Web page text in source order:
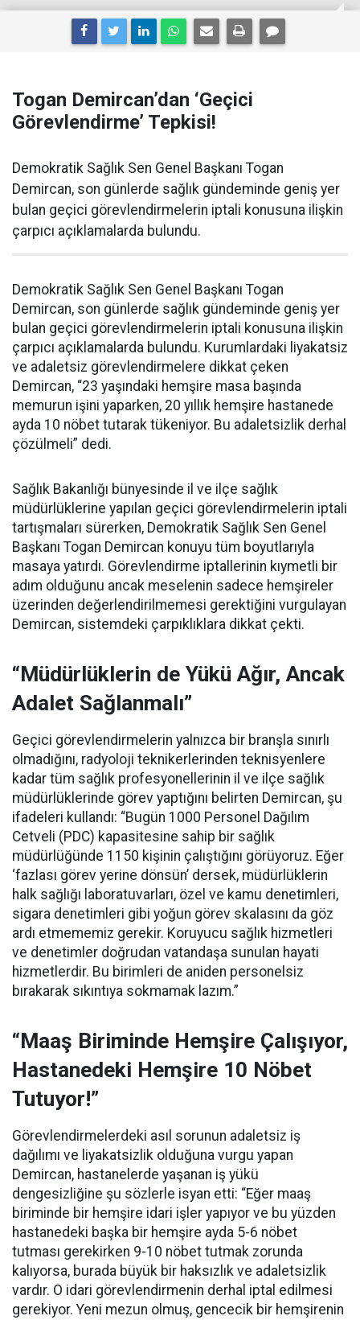
Togan Demircan’dan ‘Geçici
Görevlendirme’ Tepkisi!
Demokratik Sağlık Sen Genel Başkanı Togan
Demircan, son günlerde sağlık gündeminde geniş yer
bulan geçici görevlendirmelerin iptali konusuna ilişkin
çarpıcı açıklamalarda bulundu.
Demokratik Sağlık Sen Genel Başkanı Togan
Demircan, son günlerde sağlık gündeminde geniş yer
bulan geçici görevlendirmelerin iptali konusuna ilişkin
çarpıcı açıklamalarda bulundu. Kurumlardaki liyakatsiz
ve adaletsiz görevlendirmelere dikkat çeken
Demircan, “23 yaşındaki hemşire masa başında
memurun işini yaparken, 20 yıllık hemşire hastanede
ayda 10 nöbet tutarak tükeniyor. Bu adaletsizlik derhal
çözülmeli” dedi.
Sağlık Bakanlığı bünyesinde il ve ilçe sağlık
müdürlüklerine yapılan geçici görevlendirmelerin iptali
tartışmaları sürerken, Demokratik Sağlık Sen Genel
Başkanı Togan Demircan konuyu tüm boyutlarıyla
masaya yatırdı. Görevlendirme iptallerinin kıymetli bir
adım olduğunu ancak meselenin sadece hemşireler
üzerinden değerlendirilmemesi gerektiğini vurgulayan
Demircan, sistemdeki çarpıklıklara dikkat çekti.
“Müdürlüklerin de Yükü Ağır, Ancak
Adalet Sağlanmalı”
Geçici görevlendirmelerin yalnızca bir branşla sınırlı
olmadığını, radyoloji teknikerlerinden teknisyenlere
kadar tüm sağlık profesyonellerinin il ve ilçe sağlık
müdürlüklerinde görev yaptığını belirten Demircan, şu
ifadeleri kullandı: “Bugün 1000 Personel Dağılım
Cetveli (PDC) kapasitesine sahip bir sağlık
müdürlüğünde 1150 kişinin çalıştığını görüyoruz. Eğer
‘fazlası görev yerine dönsün’ dersek, müdürlüklerin
halk sağlığı laboratuvarları, özel ve kamu denetimleri,
sigara denetimleri gibi yoğun görev skalasını da göz
ardı etmememiz gerekir. Koruyucu sağlık hizmetleri
ve denetimler doğrudan vatandaşa sunulan hayati
hizmetlerdir. Bu birimleri de aniden personelsiz
bırakarak sıkıntıya sokmamak lazım.”
“Maaş Biriminde Hemşire Çalışıyor,
Hastanedeki Hemşire 10 Nöbet
Tutuyor!”
Görevlendirmelerdeki asıl sorunun adaletsiz iş
dağılımı ve liyakatsizlik olduğuna vurgu yapan
Demircan, hastanelerde yaşanan iş yükü
dengesizliğine şu sözlerle isyan etti: “Eğer maaş
biriminde bir hemşire idari işler yapıyor ve bu yüzden
hastanedeki başka bir hemşire ayda 5-6 nöbet
tutması gerekirken 9-10 nöbet tutmak zorunda
kalıyorsa, burada büyük bir haksızlık ve adaletsizlik
vardır. O idari görevlendirmenin derhal iptal edilmesi
gerekiyor. Yeni mezun olmuş, gencecik bir hemşirenin